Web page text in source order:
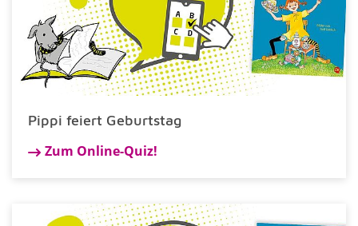
Pippi feiert Geburtstag
Zum Online-Quiz!